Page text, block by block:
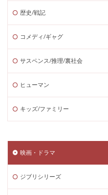
歴史/戦記
コメディ/ギャグ
サスペンス/推理/裏社会
ヒューマン
キッズ/ファミリー
映画・ドラマ
ジブリシリーズ